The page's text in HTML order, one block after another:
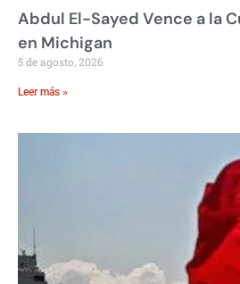
Abdul El-Sayed Vence a la
en Michigan
5 de agosto, 2026
Leer más »